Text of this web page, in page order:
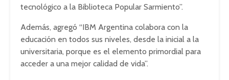
tecnológico a la Biblioteca Popular Sarmiento”.
Además, agregó “IBM Argentina colabora con la
educación en todos sus niveles, desde la inicial a la
universitaria, porque es el elemento primordial para
acceder a una mejor calidad de vida”.